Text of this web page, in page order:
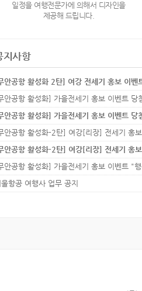
일정을 여행전문가에 의해서 디자인을
제공해 드립니다.
지사항
안공항 활성화 2탄] 여강 전세기 홍보 이벤
안공항 활성화] 가을전세기 홍보 이벤트 당
안공항 활성화] 가을전세기 홍보 이벤트 당
항공 여행사 업무 공지